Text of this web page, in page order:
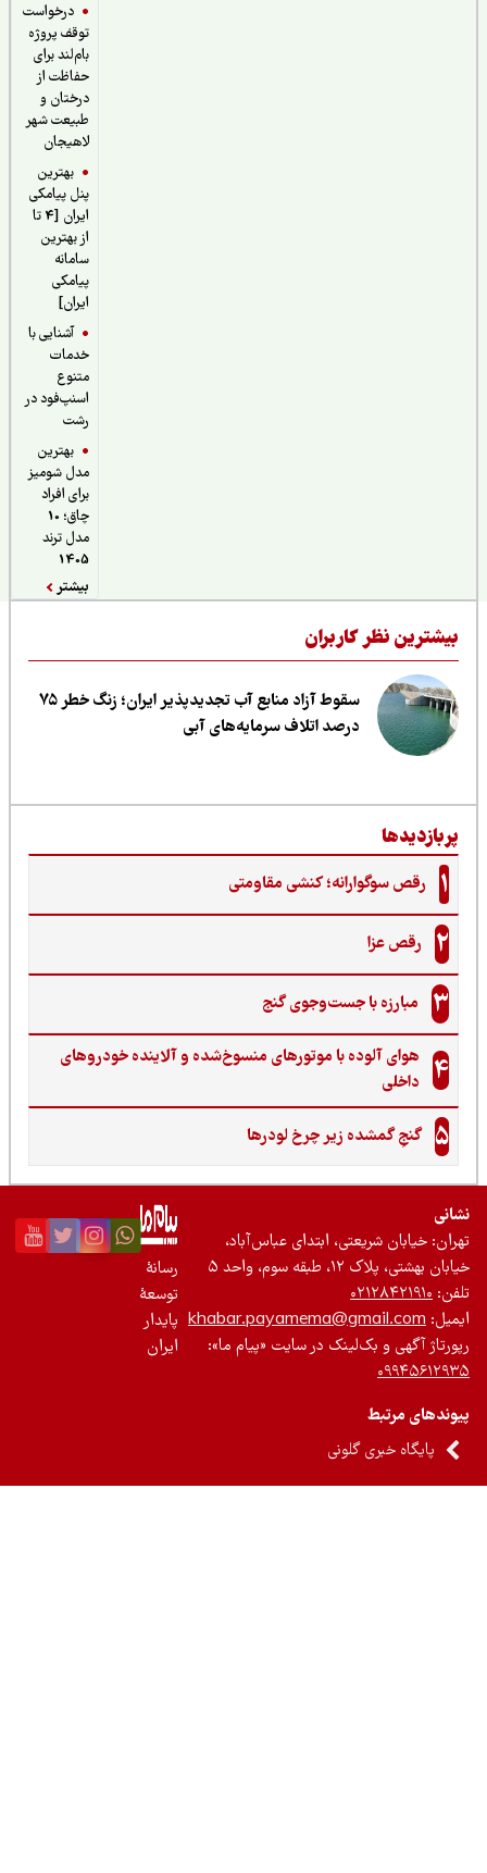
درخواست
توقف پروژه
بام‌لند برای
حفاظت از
درختان و
طبیعت شهر
لاهیجان
بهترین
پنل پیامکی
ایران [4 تا
از بهترین
سامانه
پیامکی
آشنایی با
خدمات
اسنپ‌فود در
بهترین
مدل شومیز
برای افراد
چاق؛ 10
مدل ترند
نظر کاربران
سقوط آزاد منابع آب تجدیدپذیر ایران؛ زنگ خطر ۷۵
درصد اتلاف سرمایه‌های آبی
رقص سوگوارانه؛ کنشی مقاومتی
رقص عزا
مبارزه با جست‌وجوی گنج‌
هوای آلوده با موتورهای منسوخ‌شده و آلاینده خودروهای
داخلی
گنجِ گمشده زیر چرخ لودرها
خیابان شریعتی، ابتدای عباس‌آباد،
بهشتی، پلاک ۱۲، طبقه سوم، واحد ۵
۰۲۱۲۸۴۲۱۹۱۰
khabar.payamema@gmail.com
آگهی و بک‌لینک در سایت «پیام ما»:
مرتبط
پایگاه خبری گلونی
رسانۀ
توسعۀ
پایدار
ایران